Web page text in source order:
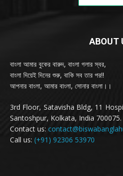
ABOUT
বাংলা আমার বুকের বারুদ, বাংলা গলার স্বর,
বাংলা দিয়েই দিনের শুরু, বাকি সব তার পর!!
আপনার বাংলা, আমার বাংলা, সোনার বাংলা।।
3rd Floor, Satavisha Bldg, 11
Santoshpur, Kolkata, India 700075.
Contact us:
Call us: (+91) 92306 53970